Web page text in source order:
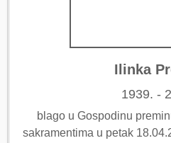
Ilinka
1939. -
blago u Gospodinu
sakramentima u petak